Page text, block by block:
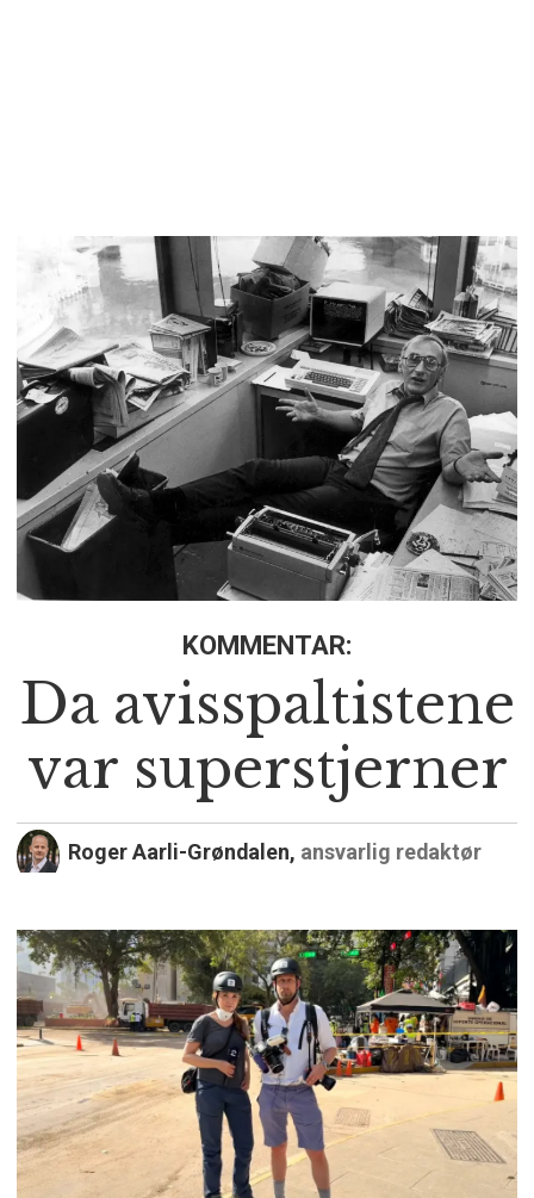
KOMMENTAR:
Da avisspaltistene
var superstjerner
Roger Aarli-Grøndalen, ansvarlig redaktør